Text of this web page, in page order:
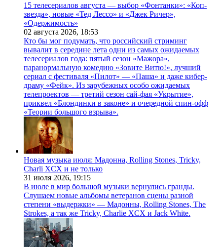
15 телесериалов августа — выбор «Фонтанки»: «Коп-
звезда», новые «Тед Лессо» и «Джек Ричер»,
«Одержимость»
02 августа 2026, 18:53
Кто бы мог подумать, что российский стриминг
вывалит в середине лета одни из самых ожидаемых
телесериалов года: пятый сезон «Мажора»,
паранормальную комедию «Зовите Витю!», лучший
сериал с фестиваля «Пилот» — «Паша» и даже кибер-
драму «Фейк». Из зарубежных особо ожидаемых
телепроектов — третий сезон сай-фая «Укрытие»,
приквел «Блондинки в законе» и очередной спин-офф
«Теории большого взрыва».
Новая музыка июля: Мадонна, Rolling Stones, Tricky,
Charli XCX и не только
31 июля 2026, 19:15
В июле в мир большой музыки вернулись гранды.
Слушаем новые альбомы ветеранов сцены разной
степени «выдержки» — Мадонны, Rolling Stones, The
Strokes, а так же Tricky, Charlie XCX и Jack White.